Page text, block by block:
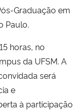
Graduação em
Paulo.
horas, no
da UFSM. A
será
e
à participação